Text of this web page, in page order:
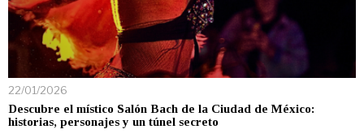
22/01/2026
Descubre el místico Salón Bach de la Ciudad de México:
historias, personajes y un túnel secreto